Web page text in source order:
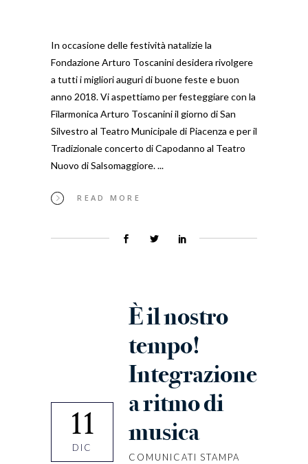
In occasione delle festività natalizie la
Fondazione Arturo Toscanini desidera rivolgere
a tutti i migliori auguri di buone feste e buon
anno 2018. Vi aspettiamo per festeggiare con la
Filarmonica Arturo Toscanini il giorno di San
Silvestro al Teatro Municipale di Piacenza e per il
Tradizionale concerto di Capodanno al Teatro
Nuovo di Salsomaggiore.
READ MORE
11
DIC
È il nostro
tempo!
Integrazione
a ritmo di
musica
COMUNICATI STAMPA